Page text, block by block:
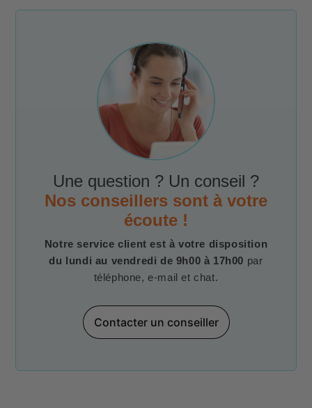
Une question ? Un conseil ?
Nos conseillers sont à votre
écoute !
Notre service client est à votre disposition
du lundi au vendredi de 9h00 à 17h00 par
téléphone, e-mail et chat.
Contacter un conseiller